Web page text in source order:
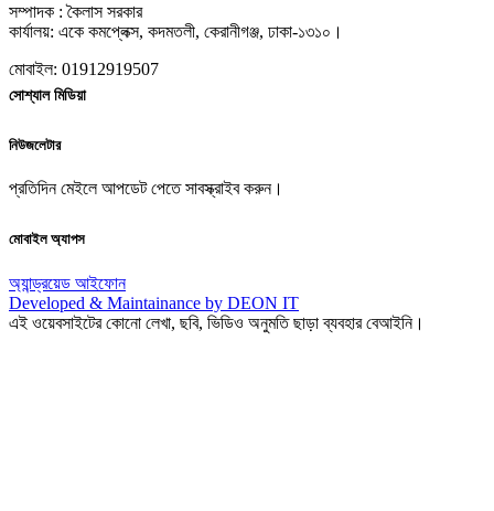
সম্পাদক : কৈলাস সরকার
কার্যালয়: একে কমপ্লেক্স, কদমতলী, কেরানীগঞ্জ, ঢাকা-১৩১০।
মোবাইল: 01912919507
সোশ্যাল মিডিয়া
নিউজলেটার
প্রতিদিন মেইলে আপডেট পেতে সাবস্ক্রাইব করুন।
মোবাইল অ্যাপস
অ্যান্ড্রয়েড আইফোন
Developed & Maintainance by DEON IT
এই ওয়েবসাইটের কোনো লেখা, ছবি, ভিডিও অনুমতি ছাড়া ব্যবহার বেআইনি।